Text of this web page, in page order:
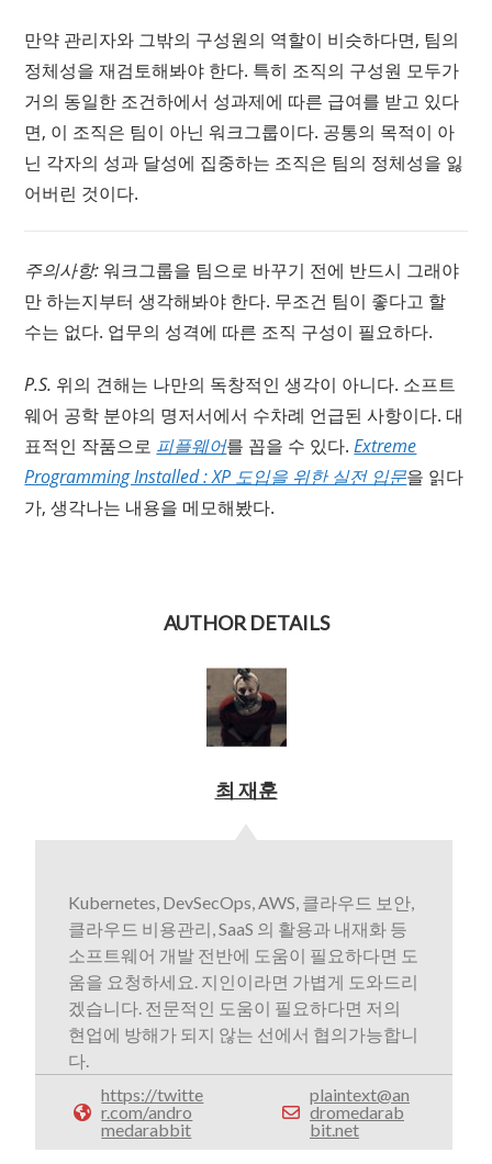
만약 관리자와 그밖의 구성원의 역할이 비슷하다면, 팀의
정체성을 재검토해봐야 한다. 특히 조직의 구성원 모두가
거의 동일한 조건하에서 성과제에 따른 급여를 받고 있다
면, 이 조직은 팀이 아닌 워크그룹이다. 공통의 목적이 아
닌 각자의 성과 달성에 집중하는 조직은 팀의 정체성을 잃
어버린 것이다.
주의사항:워크그룹을 팀으로 바꾸기 전에 반드시 그래야
만 하는지부터 생각해봐야 한다. 무조건 팀이 좋다고 할
수는 없다. 업무의 성격에 따른 조직 구성이 필요하다.
P.S. 위의 견해는 나만의 독창적인 생각이 아니다. 소프트
웨어 공학 분야의 명저서에서 수차례 언급된 사항이다. 대
표적인 작품으로 피플웨어를 꼽을 수 있다.Extreme
Programming Installed : XP 도입을 위한 실전 입문을 읽다
가, 생각나는 내용을 메모해봤다.
AUTHOR DETAILS
최 재훈
Kubernetes, DevSecOps, AWS, 클라우드 보안,
클라우드 비용관리, SaaS 의 활용과 내재화 등
소프트웨어 개발 전반에 도움이 필요하다면 도
움을 요청하세요. 지인이라면 가볍게 도와드리
겠습니다. 전문적인 도움이 필요하다면 저의
현업에 방해가 되지 않는 선에서 협의가능합니
다.
https://twitte
r.com/andro
medarabbit
plaintext@an
dromedarab
bit.net